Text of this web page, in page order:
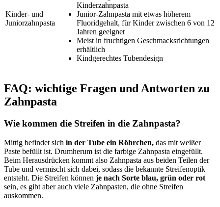
Kinder- und
Juniorzahnpasta
Kinderzahnpasta
Junior-Zahnpasta mit etwas höherem
Fluoridgehalt, für Kinder zwischen 6 von 12
Jahren geeignet
Meist in fruchtigen Geschmacksrichtungen
erhältlich
Kindgerechtes Tubendesign
FAQ: wichtige Fragen und Antworten zu
Zahnpasta
Wie kommen die Streifen in die Zahnpasta?
Mittig befindet sich in der Tube ein Röhrchen, das mit weißer
Paste befüllt ist. Drumherum ist die farbige Zahnpasta eingefüllt.
Beim Herausdrücken kommt also Zahnpasta aus beiden Teilen der
Tube und vermischt sich dabei, sodass die bekannte Streifenoptik
entsteht. Die Streifen können je nach Sorte blau, grün oder rot
sein, es gibt aber auch viele Zahnpasten, die ohne Streifen
auskommen.